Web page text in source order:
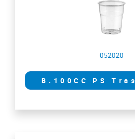
052020
B.100CC PS